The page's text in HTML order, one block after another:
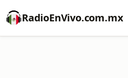
RadioEnVivo.com.mx